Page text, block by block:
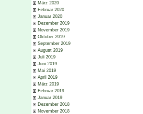
März 2020
Februar 2020
Januar 2020
Dezember 2019
November 2019
Oktober 2019
September 2019
August 2019
Juli 2019
Juni 2019
Mai 2019
April 2019
März 2019
Februar 2019
Januar 2019
Dezember 2018
November 2018